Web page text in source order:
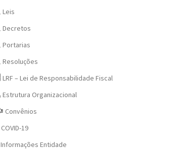
Leis
Decretos
Portarias
Resoluções
LRF – Lei de Responsabilidade Fiscal
Estrutura Organizacional
Convênios
COVID-19
Informações Entidade